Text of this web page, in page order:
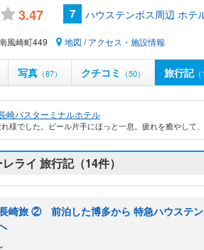
3.47 7 ハウステンボス周辺 ホテ
風崎町449 地図 /アクセス・施設情報
写真 （87） クチコミ （50） 旅行記（
崎バスターミナルホテル
様でした。ビール片手にほっと一息。疲れを癒やして
ライ 旅行記（14件）
旅 ② 前泊した博多から 特急ハウステン